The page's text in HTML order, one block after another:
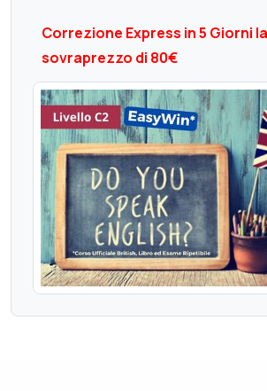
Correzione Express in 5 Giorni
sovraprezzo di 80€